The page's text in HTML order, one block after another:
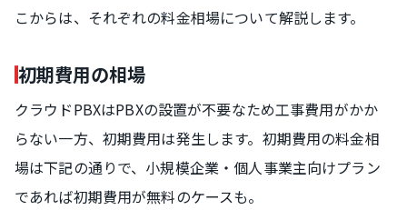
こからは、それぞれの料金相場について解説します。
初期費用の相場
クラウドPBXはPBXの設置が不要なため工事費用がかか
らない一方、初期費用は発生します。初期費用の料金相
場は下記の通りで、小規模企業・個人事業主向けプラン
であれば初期費用が無料のケースも。